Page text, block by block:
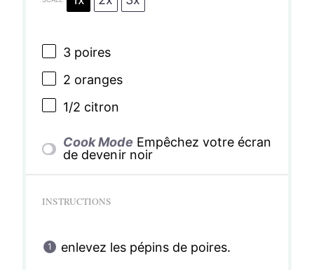
3poires
2 oranges
1/2 citron
Cook Mode Empêchez votre écran
de devenir noir
INSTRUCTIONS
enlevez les pépins de poires.